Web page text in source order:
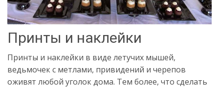
Принты и наклейки
Принты и наклейки в виде летучих мышей,
ведьмочек с метлами, привидений и черепов
оживят любой уголок дома. Тем более, что сделать